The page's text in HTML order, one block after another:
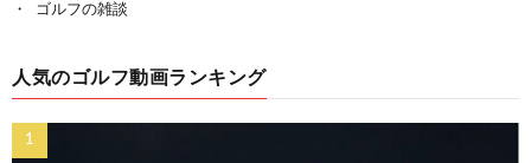
ゴルフの雑談
人気のゴルフ動画ランキング